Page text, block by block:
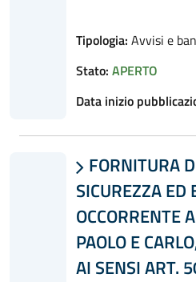
Tipologia: Avvisi e
Stato: APERTO
Data inizio
 FORNITURA
SICUREZZA ED
OCCORRENTE
PAOLO E
AI SENSI ART.